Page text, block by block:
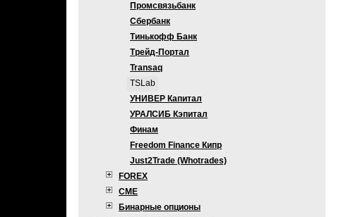
Промсвязьбанк
Сбербанк
Тинькофф Банк
Трейд-Портал
Transaq
TSLab
УНИВЕР Капитал
УРАЛСИБ Кэпитал
Финам
Freedom Finance Кипр
Just2Trade (Whotrades)
FOREX
CME
Бинарные опционы